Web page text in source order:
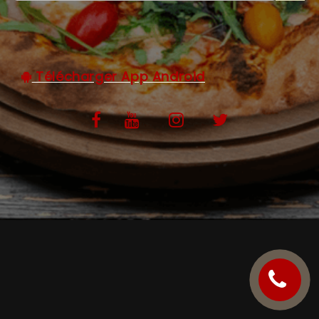
C.G.V
Télécharger App Android